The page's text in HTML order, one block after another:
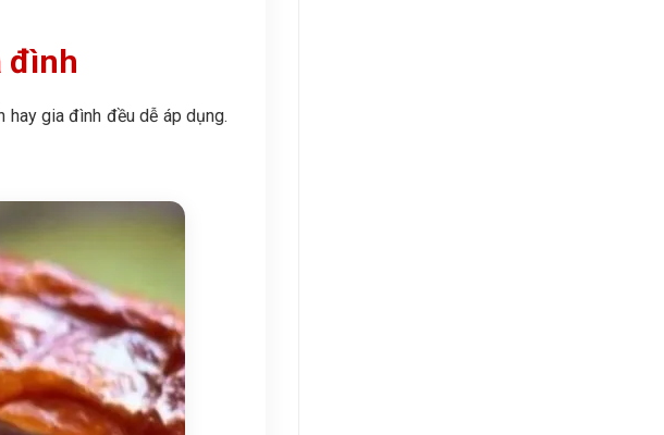
đình
hay gia đình đều dễ áp dụng.